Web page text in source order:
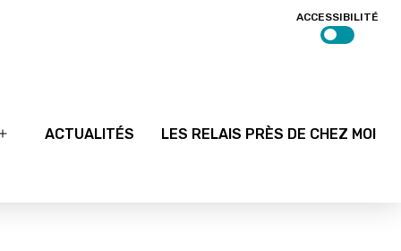
OuvrirACTUALITÉS LES RELAIS PRÈS DE CHEZ MOI
ACCESSIBILITÉ